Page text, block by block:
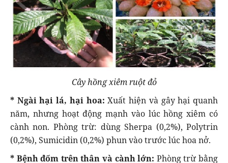
Cây hồng xiêm ruột đỏ
* Ngài hại lá, hại hoa:Xuất hiện và gây hại quanh
năm, nhưng hoạt động mạnh vào lúc hồng xiêm có
cành non. Phòng trừ: dùng Sherpa (0,2%), Polytrin
(0,2%), Sumicidin (0,2%) phun vào trước lúc hoa nở.
* Bệnh đốm trên thân và cành lớn: Phòng trừ bằng